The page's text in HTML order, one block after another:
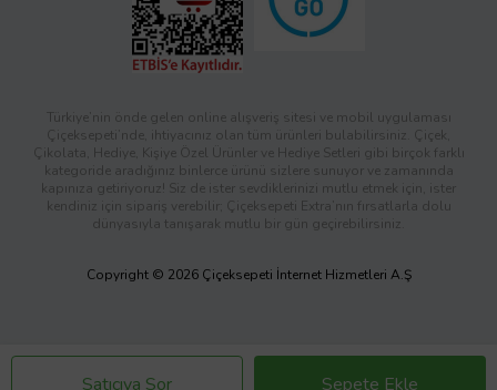
Satıcıya Sor Sepete Ekle
Türkiye’nin önde gelen online alışveriş sitesi ve mobil uygulaması
Çiçeksepeti’nde, ihtiyacınız olan tüm ürünleri bulabilirsiniz. Çiçek,
Çikolata, Hediye, Kişiye Özel Ürünler ve Hediye Setleri gibi birçok farklı
kategoride aradığınız binlerce ürünü sizlere sunuyor ve zamanında
kapınıza getiriyoruz! Siz de ister sevdiklerinizi mutlu etmek için, ister
kendiniz için sipariş verebilir; Çiçeksepeti Extra’nın fırsatlarla dolu
dünyasıyla tanışarak mutlu bir gün geçirebilirsiniz.
Copyright © 2026 Çiçeksepeti İnternet Hizmetleri A.Ş